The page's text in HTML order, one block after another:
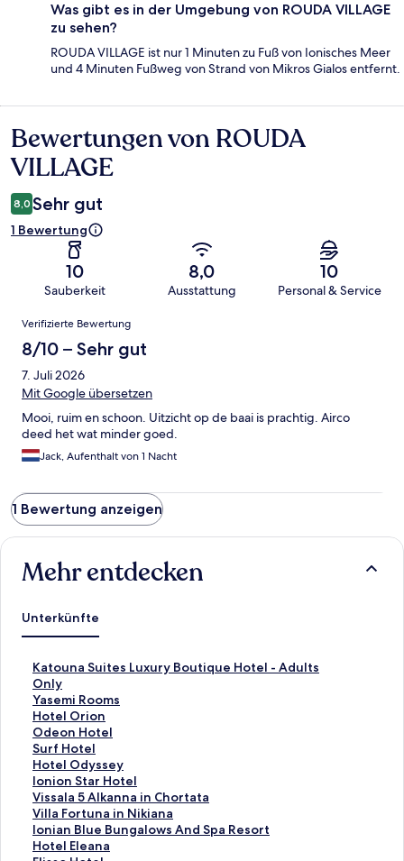
Was gibt es in der Umgebung von ROUDA VILLAGE
zu sehen?
ROUDA VILLAGE ist nur 1 Minuten zu Fuß von Ionisches Meer
und 4 Minuten Fußweg von Strand von Mikros Gialos entfernt.
Bewertungen
Bewertungen von ROUDA
VILLAGE
8,0 Sehr gut
1 Bewertung
10
Sauberkeit
8,0
Ausstattung
10
Personal & Service
Bewertungen
Verifizierte Bewertung
8/10 – Sehr gut
7. Juli 2026
Mit Google übersetzen
Mooi, ruim en schoon. Uitzicht op de baai is prachtig. Airco
deed het wat minder goed.
Jack, Aufenthalt von 1 Nacht
1 Bewertung anzeigen
Mehr entdecken
Unterkünfte
Katouna Suites Luxury Boutique Hotel - Adults
Only
L
i
n
k
,
d
e
r
d
i
e
f
Yasemi Rooms
L
i
n
k
,
d
e
r
d
i
Hotel Orion
L
i
n
k
,
d
e
r
d
Odeon Hotel
L
i
n
k
,
d
e
r
Surf Hotel
L
i
n
k
,
d
e
Hotel Odyssey
L
i
n
k
,
d
Ionion Star Hotel
L
i
n
k
,
Vissala 5 Alkanna in Chortata
L
i
n
k
Villa Fortuna in Nikiana
L
i
n
Ionian Blue Bungalows And Spa Resort
L
iHotel Eleana
L